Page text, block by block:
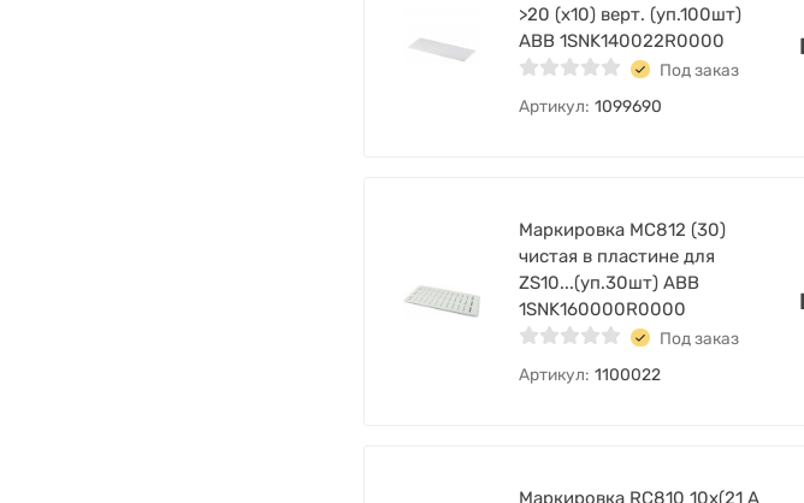
>20 (x10) верт. (уп.100шт)
ABB 1SNK140022R0000
Под заказ
Артикул: 1099690
Маркировка MC812 (30)
чистая в пластине для
ZS10...(уп.30шт) ABB
1SNK160000R0000
Под заказ
Артикул: 1100022
Маркировка RC810 10х(21 A